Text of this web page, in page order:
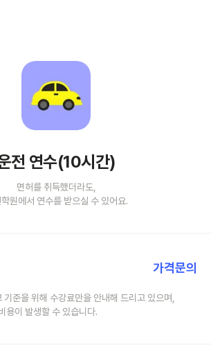
전 연수(10시간)
면허를 취득했더라도,
원에서 연수를 받으실 수 있어요.
가격문의
준을 위해 수강료만을 안내해 드리고 있으며,
용이 발생할 수 있습니다.